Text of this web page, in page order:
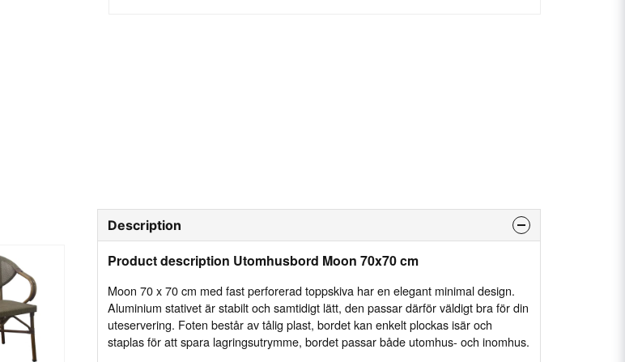
Description
Product description Utomhusbord Moon 70x70 cm
Moon 70 x 70 cm med fast perforerad toppskiva har en elegant minimal design.
Aluminium stativet är stabilt och samtidigt lätt, den passar därför väldigt bra för din
uteservering. Foten består av tålig plast, bordet kan enkelt plockas isär och
staplas för att spara lagringsutrymme, bordet passar både utomhus- och inomhus.